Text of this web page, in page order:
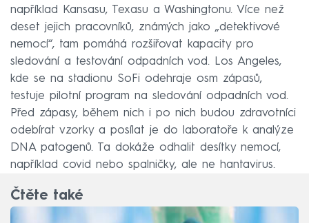
například Kansasu, Texasu a Washingtonu. Více než
deset jejich pracovníků, známých jako „detektivové
nemocí“, tam pomáhá rozšiřovat kapacity pro
sledování a testování odpadních vod. Los Angeles,
kde se na stadionu SoFi odehraje osm zápasů,
testuje pilotní program na sledování odpadních vod.
Před zápasy, během nich i po nich budou zdravotníci
odebírat vzorky a posílat je do laboratoře k analýze
DNA patogenů. Ta dokáže odhalit desítky nemocí,
například covid nebo spalničky, ale ne hantavirus.
Čtěte také